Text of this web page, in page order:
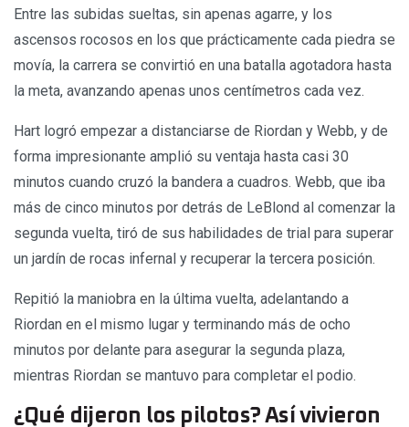
Entre las subidas sueltas, sin apenas agarre, y los
ascensos rocosos en los que prácticamente cada piedra se
movía, la carrera se convirtió en una batalla agotadora hasta
la meta, avanzando apenas unos centímetros cada vez.
Hart logró empezar a distanciarse de Riordan y Webb, y de
forma impresionante amplió su ventaja hasta casi 30
minutos cuando cruzó la bandera a cuadros. Webb, que iba
más de cinco minutos por detrás de LeBlond al comenzar la
segunda vuelta, tiró de sus habilidades de trial para superar
un jardín de rocas infernal y recuperar la tercera posición.
Repitió la maniobra en la última vuelta, adelantando a
Riordan en el mismo lugar y terminando más de ocho
minutos por delante para asegurar la segunda plaza,
mientras Riordan se mantuvo para completar el podio.
¿Qué dijeron los pilotos? Así vivieron